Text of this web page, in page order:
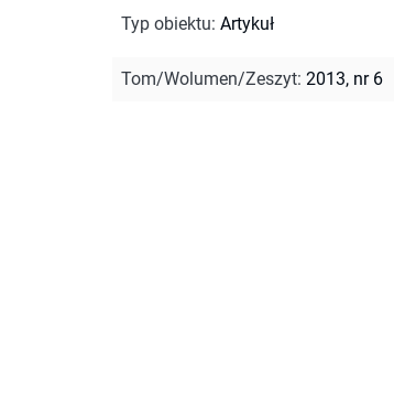
Typ obiektu: Artykuł
Tom/Wolumen/Zeszyt: 2013, nr 6